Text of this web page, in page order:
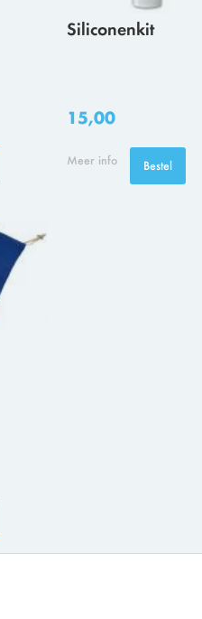
Siliconenkit
15,00
Meer info Bestel